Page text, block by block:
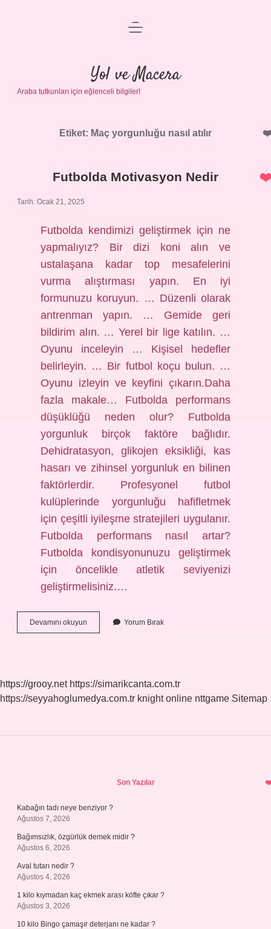
Anasayfa
Gizlilik Politikası
Yasal Uyarı
menüyü
Yol ve Macera
Araba tutkunları için eğlenceli bilgiler!
Etiket: Maç yorgunluğu nasıl atılır
Futbolda Motivasyon Nedir
Tarih: Ocak 21, 2025
Futbolda kendimizi geliştirmek için ne
yapmalıyız? Bir dizi koni alın ve
ustalaşana kadar top mesafelerini
vurma alıştırması yapın. En iyi
formunuzu koruyun. … Düzenli olarak
antrenman yapın. … Gemide geri
bildirim alın. … Yerel bir lige katılın. …
Oyunu inceleyin … Kişisel hedefler
belirleyin. … Bir futbol koçu bulun. …
Oyunu izleyin ve keyfini çıkarın.Daha
fazla makale… Futbolda performans
düşüklüğü neden olur? Futbolda
yorgunluk birçok faktöre bağlıdır.
Dehidratasyon, glikojen eksikliği, kas
hasarı ve zihinsel yorgunluk en bilinen
faktörlerdir. Profesyonel futbol
kulüplerinde yorgunluğu hafifletmek
için çeşitli iyileşme stratejileri uygulanır.
Futbolda performans nasıl artar?
Futbolda kondisyonunuzu geliştirmek
için öncelikle atletik seviyenizi
geliştirmelisiniz.…
Devamını okuyun Futbolda
Motivasyon
Yorum Bırak
https://grooy.net https://simarikcanta.com.tr
https://seyyahoglumedya.com.tr knight online nttgame Sitemap
Son Yazılar
Kabağın tadı neye benziyor ?
Ağustos 7, 2026
Bağımsızlık, özgürlük demek midir ?
Ağustos 6, 2026
Aval tutarı nedir ?
Ağustos 4, 2026
1 kilo kıymadan kaç ekmek arası köfte çıkar ?
Ağustos 3, 2026
10 kilo Bingo çamaşır deterjanı ne kadar ?